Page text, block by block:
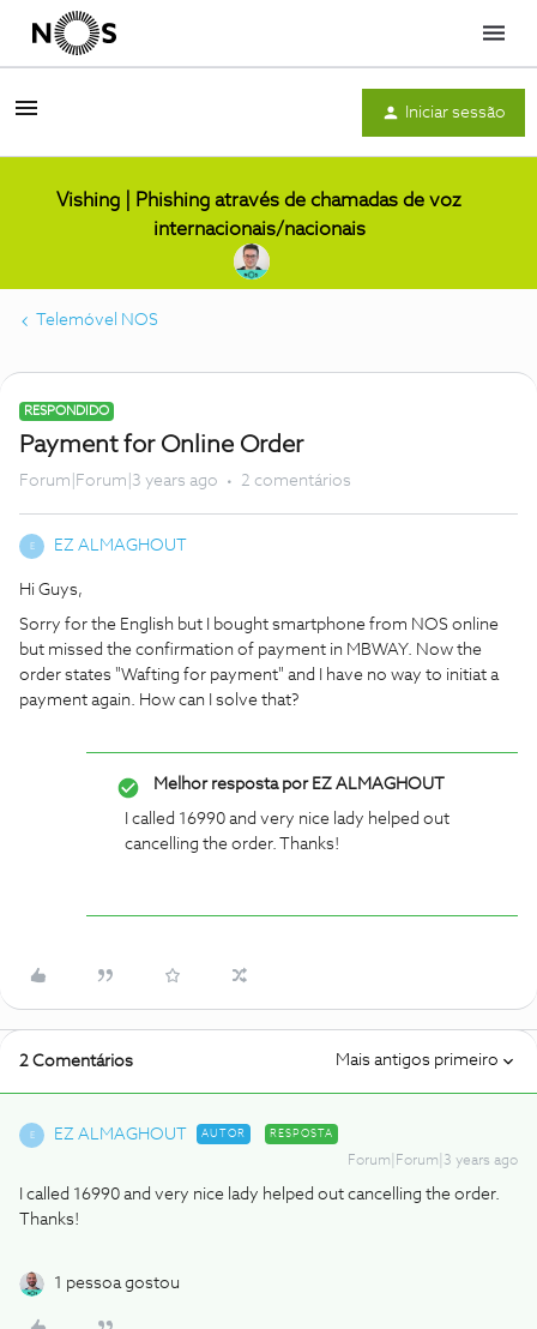
Menu
Iniciar sessão
Vishing | Phishing através de chamadas de voz
internacionais/nacionais
Telemóvel NOS
RESPONDIDO
Payment for Online Order
Forum|Forum|3 years ago 2 comentários
E EZ ALMAGHOUT
Hi Guys,
Sorry for the English but I bought smartphone from NOS online
but missed the confirmation of payment in MBWAY. Now the
order states "Wafting for payment" and I have no way to initiat a
payment again. How can I solve that?
Melhor resposta porEZ ALMAGHOUT
I called 16990 and very nice lady helped out
cancelling the order. Thanks!
2 Comentários Mais antigos primeiro
E EZ ALMAGHOUT AUTOR RESPOSTA
Forum|Forum|3 years ago
I called 16990 and very nice lady helped out cancelling the order.
Thanks!
1 pessoa gostou